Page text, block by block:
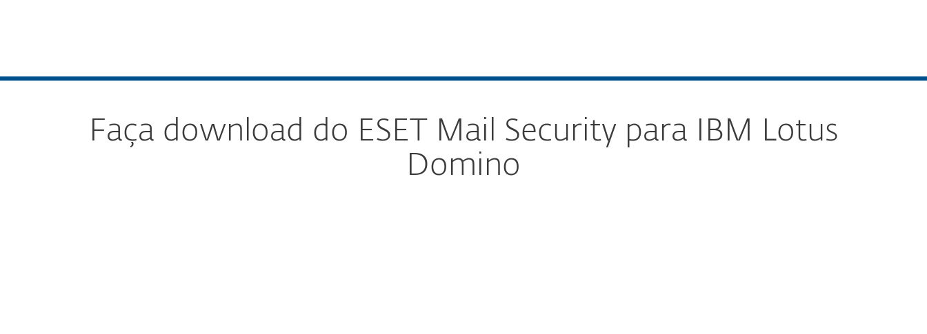
Faça download do ESET Mail Security para IBM Lotus
Domino